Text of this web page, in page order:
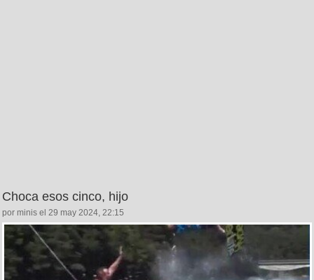
Choca esos cinco, hijo
por minis el 29 may 2024, 22:15